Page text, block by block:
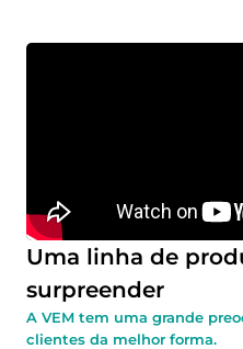
Uma linha de
surpreender
A VEM tem uma grande
clientes da melhor forma.